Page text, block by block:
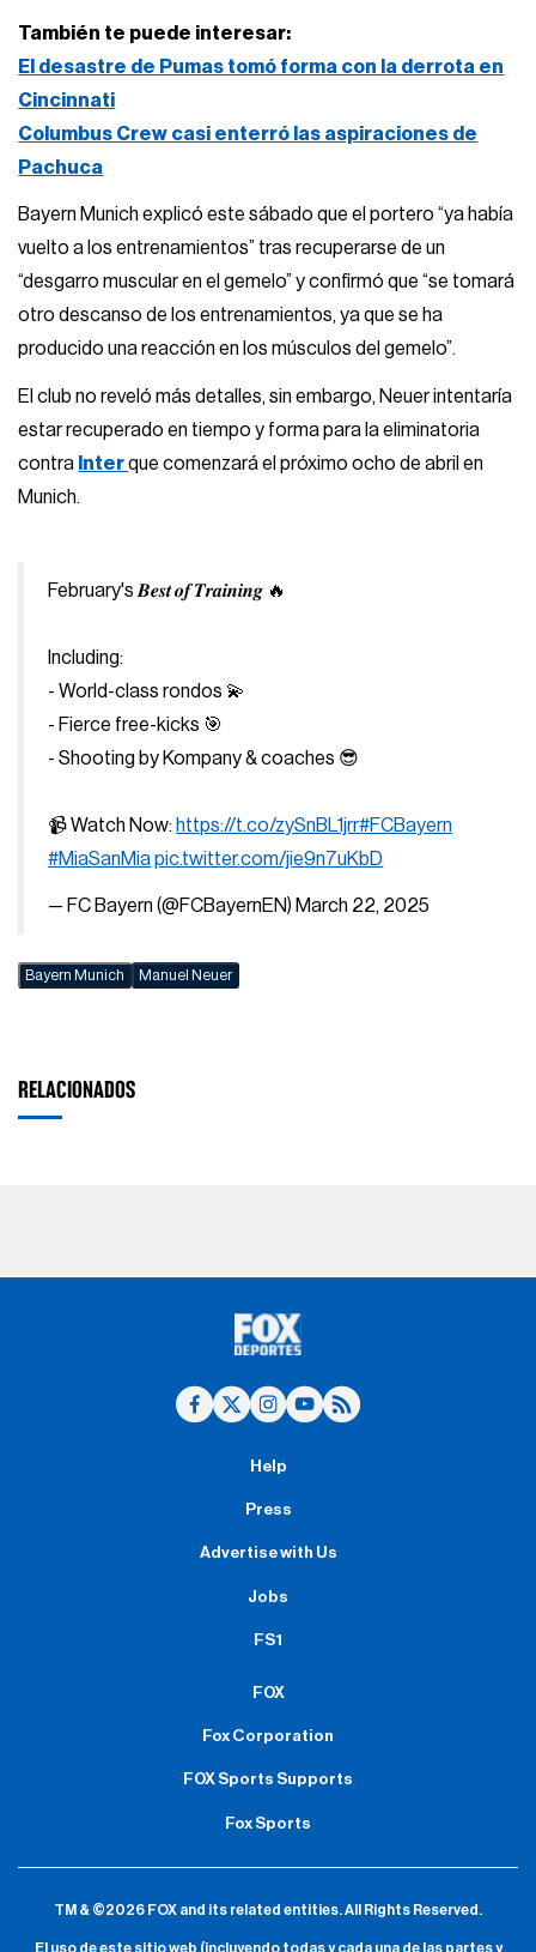
También te puede interesar:
El desastre de Pumas tomó forma con la derrota en
Cincinnati
Columbus Crew casi enterró las aspiraciones de
Pachuca
Bayern Munich explicó este sábado que el portero “ya había
vuelto a los entrenamientos” tras recuperarse de un
“desgarro muscular en el gemelo” y confirmó que “se tomará
otro descanso de los entrenamientos, ya que se ha
producido una reacción en los músculos del gemelo”.
El club no reveló más detalles, sin embargo, Neuer intentaría
estar recuperado en tiempo y forma para la eliminatoria
contra Interque comenzará el próximo ocho de abril en
Munich.
February's 𝑩𝒆𝒔𝒕 𝒐𝒇 𝑻𝒓𝒂𝒊𝒏𝒊𝒏𝒈 🔥
Including:
- World-class rondos 💫
- Fierce free-kicks 🎯
- Shooting by Kompany & coaches 😎
📹 Watch Now: https://t.co/zySnBL1jrr#FCBayern
#MiaSanMia pic.twitter.com/jie9n7uKbD
— FC Bayern (@FCBayernEN) March 22, 2025
Bayern Munich Manuel Neuer
RELACIONADOS
Help
Press
Advertise with Us
Jobs
FS1
FOX
Fox Corporation
FOX Sports Supports
Fox Sports
TM & ©2026 FOX and its related entities.All Rights Reserved.
El uso de este sitio web (incluyendo todas y cada una de las partes y